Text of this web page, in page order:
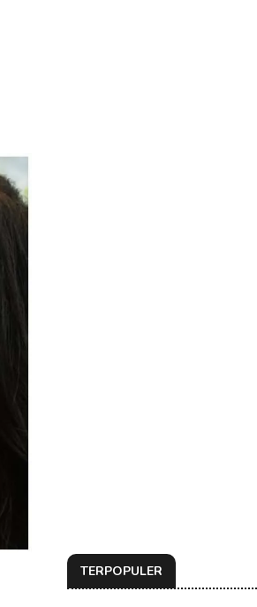
TERPOPULER